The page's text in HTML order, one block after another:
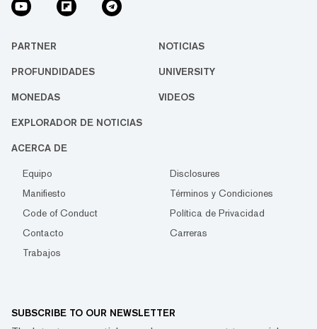
PARTNER NOTICIAS
PROFUNDIDADES UNIVERSITY
MONEDAS VIDEOS
EXPLORADOR DE NOTICIAS
ACERCA DE
Equipo
Disclosures
Manifiesto
Términos y Condiciones
Code of Conduct
Política de Privacidad
Contacto
Carreras
Trabajos
SUBSCRIBE TO OUR NEWSLETTER